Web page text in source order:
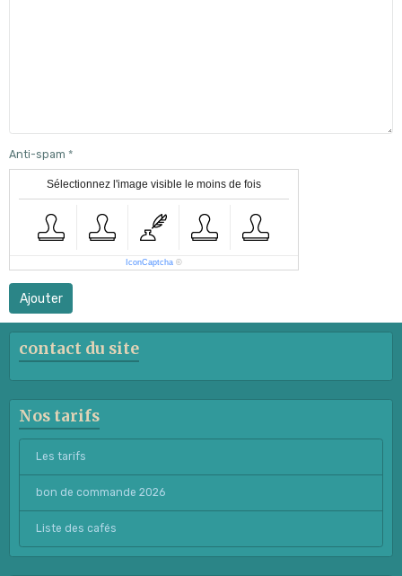
Anti-spam
Sélectionnez l'image visible le moins de fois
IconCaptcha ©
Ajouter
contact du site
Nos tarifs
Les tarifs
bon de commande 2026
Liste des cafés